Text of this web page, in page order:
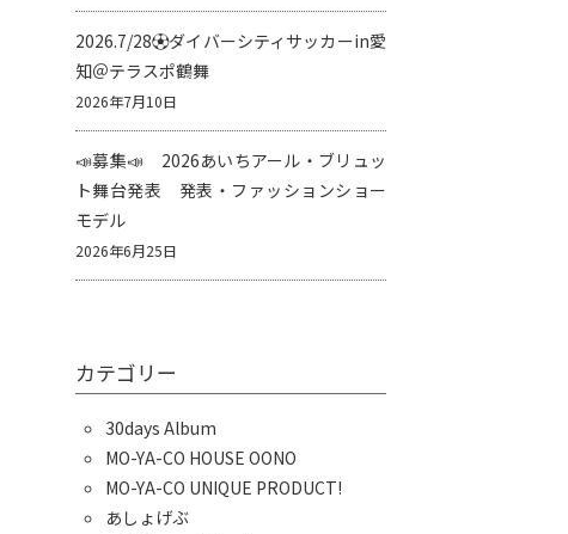
2026.7/28⚽️ダイバーシティサッカーin愛
知＠テラスポ鶴舞
2026年7月10日
📣募集📣 2026あいちアール・ブリュッ
ト舞台発表 発表・ファッションショー
モデル
2026年6月25日
カテゴリー
30days Album
MO-YA-CO HOUSE OONO
MO-YA-CO UNIQUE PRODUCT!
あしょげぶ